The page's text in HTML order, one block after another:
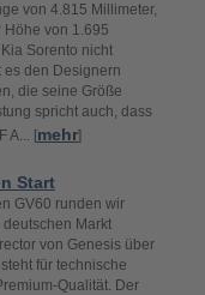
von 4.815 Millimeter,
von 1.695
Sorento nicht
den Designern
die seine Größe
spricht auch, dass
A... [mehr]
Start
GV60 runden wir
Markt
von Genesis über
für technische
Qualität. Der